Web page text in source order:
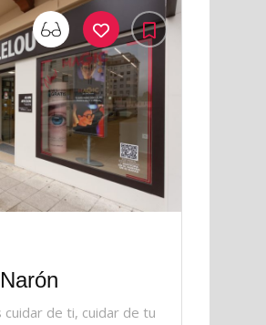
33Me
Gusta
de ti, cuidar de tu